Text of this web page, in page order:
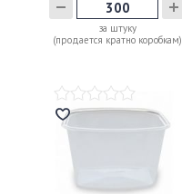
за штуку
(продается кратно коробкам)